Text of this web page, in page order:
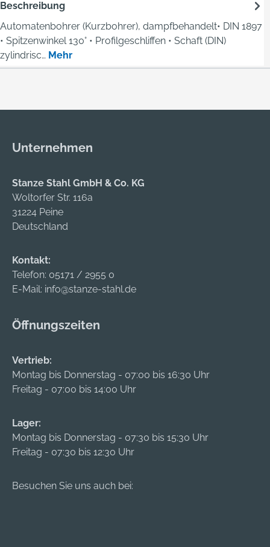
Beschreibung
Automatenbohrer (Kurzbohrer), dampfbehandelt• DIN 1897
• Spitzenwinkel 130° • Profilgeschliffen • Schaft (DIN)
zylindrisc… Mehr
Unternehmen
Stanze Stahl GmbH & Co. KG
Woltorfer Str. 116a
31224 Peine
Deutschland
Kontakt:
Telefon: 05171 / 2955 0
E-Mail: info@stanze-stahl.de
Öffnungszeiten
Vertrieb:
Montag bis Donnerstag - 07:00 bis 16:30 Uhr
Freitag - 07:00 bis 14:00 Uhr
Lager:
Montag bis Donnerstag - 07:30 bis 15:30 Uhr
Freitag - 07:30 bis 12:30 Uhr
Besuchen Sie uns auch bei: